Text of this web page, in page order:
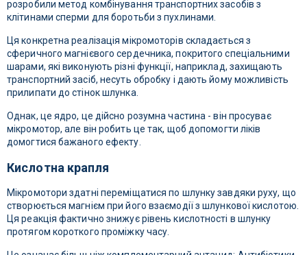
розробили метод комбінування транспортних засобів з
клітинами сперми для боротьби з пухлинами.
Ця конкретна реалізація мікромоторів складається з
сферичного магнієвого сердечника, покритого спеціальними
шарами, які виконують різні функції, наприклад, захищають
транспортний засіб, несуть обробку і дають йому можливість
прилипати до стінок шлунка.
Однак, це ядро, це дійсно розумна частина - він просуває
мікромотор, але він робить це так, щоб допомогти ліків
домогтися бажаного ефекту.
Кислотна крапля
Мікромотори здатні переміщатися по шлунку завдяки руху, що
створюється магнієм при його взаємодії з шлункової кислотою.
Ця реакція фактично знижує рівень кислотності в шлунку
протягом короткого проміжку часу.